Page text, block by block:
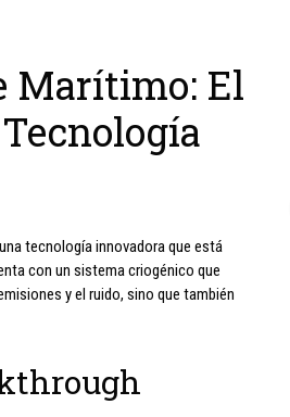
Marítimo: El
tecnología innovadora que está
con un sistema criogénico que
y el ruido, sino que también